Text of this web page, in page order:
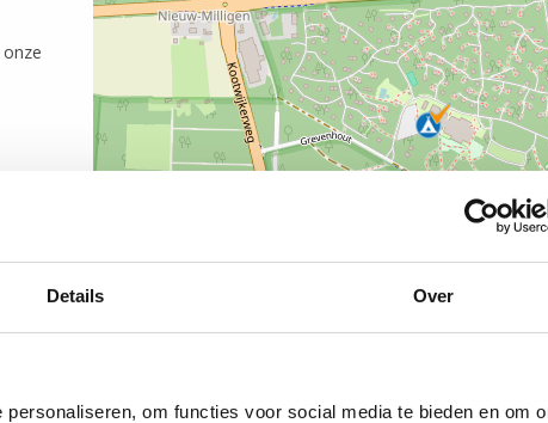
Details Over
om functies voor social media te bieden en om